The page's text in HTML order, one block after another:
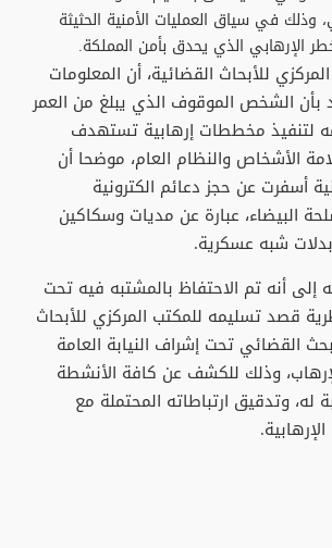
وذلك في سياق العمليات الأمنية الحثيثة
الإرهابي الذي يحدق بأمن المملكة.
للأبحاث القضائية، أن المعلومات
بأن الشخص الموقوف الذي يبلغ من العمر
لتنفيذ مخططات إرهابية تستهدف
الأشخاص والنظام العام، موضحا أن
أسفرت عن حجز دعائم الكترونية
البيضاء، عبارة عن مديات وسكاكين
شبه عسكرية.
أنه تم الاحتفاظ بالمشتبه فيه تحت
قصد تسليمه للمكتب المركزي للأبحاث
القضائي تحت إشراف النيابة العامة
وذلك للكشف عن كافة الأنشطة
له، وتدقيق ارتباطاته المحتملة مع